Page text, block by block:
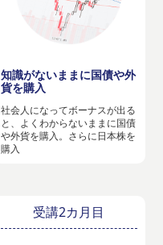
知識がないままに国債や外
貨を購入
社会人になってボーナスが出る
と、よくわからないままに国債
や外貨を購入。さらに日本株を
購入
受講2カ月目